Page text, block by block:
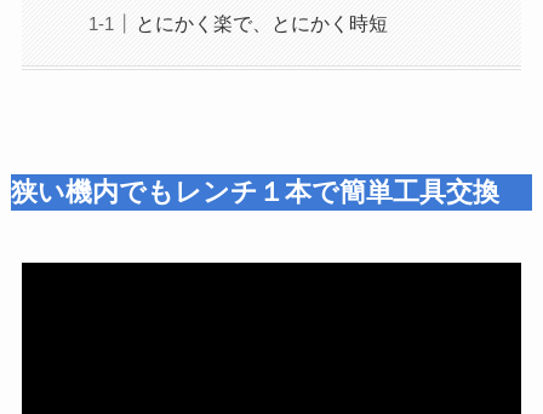
とにかく楽で、とにかく時短
狭い機内でもレンチ１本で簡単工具交換